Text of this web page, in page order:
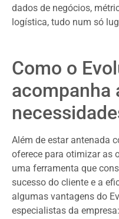
dados de negócios,
logística, tudo num só
Como o
acompanha
Além de estar antenada
oferece para otimizar as
uma ferramenta que
sucesso do cliente e a
algumas vantagens do
especialistas da empresa: